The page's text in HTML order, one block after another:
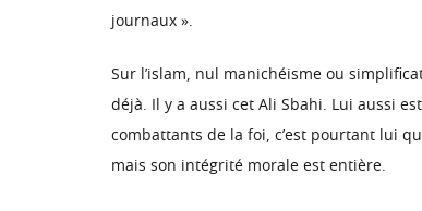
journaux ».
Sur l’islam, nul manichéisme ou
déjà. Il y a aussi cet Ali Sbahi. Lui aussi
combattants de la foi, c’est pourtant lui
mais son intégrité morale est entière.